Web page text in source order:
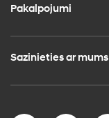
Pakalpojumi
Sazinieties ar mums